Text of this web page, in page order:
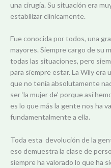
una cirugía. Su situación era
estabilizar clínicamente.
Fue conocida por todos, una
mayores. Siempre cargo de su
todas las situaciones, pero
para siempre estar. La Wily era
que no tenía absolutamente
ser ‘la mujer de’ porque así
es lo que más la gente nos ha
fundamentalmente a ella.
Toda esta devolución de la
eso demuestra la clase de
siempre ha valorado lo que ha